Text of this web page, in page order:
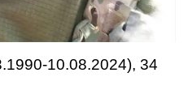
10.08.2024), 34